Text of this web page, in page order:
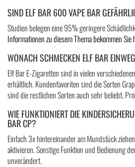
SIND ELF BAR 600 VAPE BAR
Studien belegen eine 95% geringere
Informationen zu diesem Thema bekommen Sie
WONACH SCHMECKEN ELF BAR
Elf Bar E-Zigaretten sind in vielen
erhältlich. Kundenfavoriten sind die Sorten
sind die restlichen Sorten auch sehr beliebt.
WIE FUNKTIONIERT DIE
BAR CP?
Einfach 3x hintereinander am Mundstück
aktivieren. Sonstige Funktion und Bedienung
unverändert.